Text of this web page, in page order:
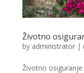
Životno
by administrator|
Životno